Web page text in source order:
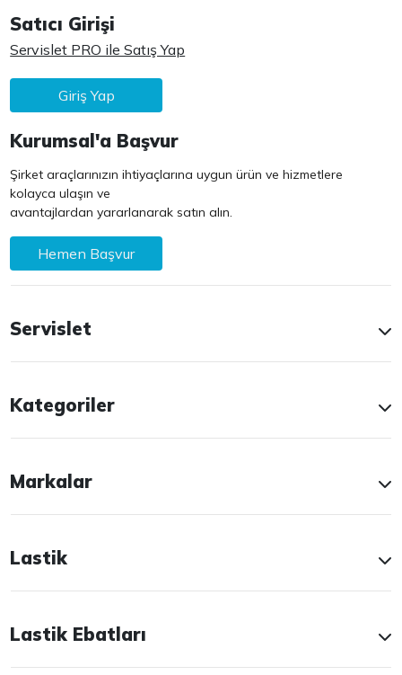
Satıcı Girişi
Servislet PRO ile Satış Yap
Giriş Yap
Kurumsal'a Başvur
Şirket araçlarınızın ihtiyaçlarına uygun ürün ve hizmetlere
kolayca ulaşın ve
avantajlardan yararlanarak satın alın.
Hemen Başvur
Servislet
Kategoriler
Markalar
Lastik
Lastik Ebatları